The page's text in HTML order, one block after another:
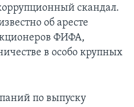
скандал.
об аресте
ФИФА,
в особо крупных
по выпуску